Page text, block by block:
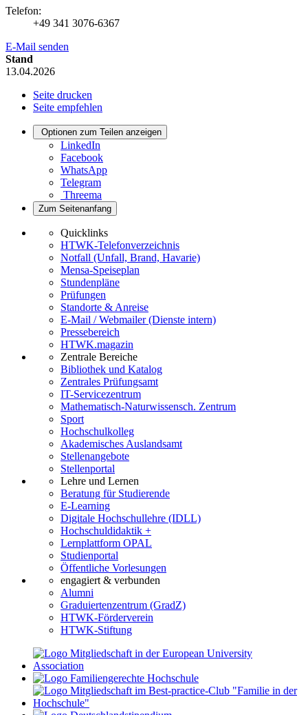
Telefon:
+49 341 3076-6367
E-Mail senden
Stand
13.04.2026
Seite drucken
Seite empfehlen
Optionen zum Teilen anzeigen
LinkedIn
Facebook
WhatsApp
Telegram
Threema
Zum Seitenanfang
Quicklinks
HTWK-Telefonverzeichnis
Notfall (Unfall, Brand, Havarie)
Mensa-Speiseplan
Stundenpläne
Prüfungen
Standorte & Anreise
E-Mail / Webmailer (Dienste intern)
Pressebereich
HTWK.magazin
Zentrale Bereiche
Bibliothek und Katalog
Zentrales Prüfungsamt
IT-Servicezentrum
Mathematisch-Naturwissensch. Zentrum
Sport
Hochschulkolleg
Akademisches Auslandsamt
Stellenangebote
Stellenportal
Lehre und Lernen
Beratung für Studierende
E-Learning
Digitale Hochschullehre (IDLL)
Hochschuldidaktik +
Lernplattform OPAL
Studienportal
Öffentliche Vorlesungen
engagiert & verbunden
Alumni
Graduiertenzentrum (GradZ)
HTWK-Förderverein
HTWK-Stiftung